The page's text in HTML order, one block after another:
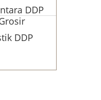
DDP
DDP